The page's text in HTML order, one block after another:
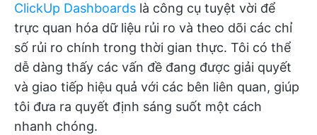
ClickUp Dashboards là công cụ tuyệt vời để
trực quan hóa dữ liệu rủi ro và theo dõi các chỉ
số rủi ro chính trong thời gian thực. Tôi có thể
dễ dàng thấy các vấn đề đang được giải quyết
và giao tiếp hiệu quả với các bên liên quan, giúp
tôi đưa ra quyết định sáng suốt một cách
nhanh chóng.